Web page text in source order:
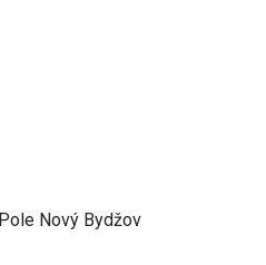
Pole Nový Bydžov